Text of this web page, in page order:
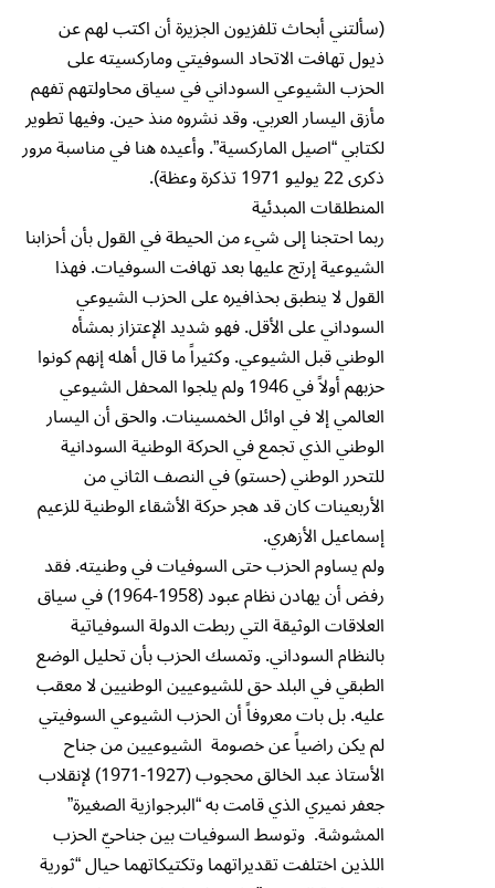
(سألتني أبحاث تلفزيون الجزيرة أن اكتب لهم عن
ذيول تهافت الاتحاد السوفيتي وماركسيته على
الحزب الشيوعي السوداني في سياق محاولتهم تفهم
مأزق اليسار العربي. وقد نشروه منذ حين. وفيها تطوير
لكتابي “اصيل الماركسية”. وأعيده هنا في مناسبة مرور
ذكرى 22 يوليو 1971 تذكرة وعظة).
المنطلقات المبدئية
ربما احتجنا إلى شيء من الحيطة في القول بأن أحزابنا
الشيوعية إرتج عليها بعد تهافت السوفيات. فهذا
القول لا ينطبق بحذافيره على الحزب الشيوعي
السوداني على الأقل. فهو شديد الإعتزاز بمشأه
الوطني قبل الشيوعي. وكثيراً ما قال أهله إنهم كونوا
حزبهم أولاً في 1946 ولم يلجوا المحفل الشيوعي
العالمي إلا في اوائل الخمسينات. والحق أن اليسار
الوطني الذي تجمع في الحركة الوطنية السودانية
للتحرر الوطني (حستو) في النصف الثاني من
الأربعينات كان قد هجر حركة الأشقاء الوطنية للزعيم
إسماعيل الأزهري.
ولم يساوم الحزب حتى السوفيات في وطنيته. فقد
رفض أن يهادن نظام عبود (1958-1964) في سياق
العلاقات الوثيقة التي ربطت الدولة السوفياتية
بالنظام السوداني. وتمسك الحزب بأن تحليل الوضع
الطبقي في البلد حق للشيوعيين الوطنيين لا معقب
عليه. بل بات معروفاً أن الحزب الشيوعي السوفيتي
لم يكن راضياً عن خصومة الشيوعيين من جناح
الأستاذ عبد الخالق محجوب (1927-1971) لإنقلاب
جعفر نميري الذي قامت به “البرجوازية الصغيرة”
المشوشة. وتوسط السوفيات بين جناحيّ الحزب
اللذين اختلفت تقديراتهما وتكتيكاتهما حيال “ثورية